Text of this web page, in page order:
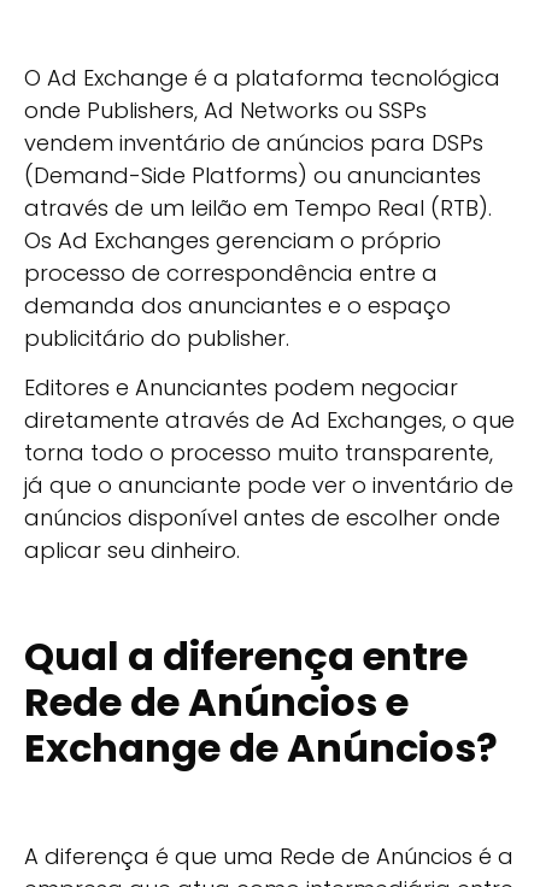
O Ad Exchange é a plataforma tecnológica
onde Publishers, Ad Networks ou SSPs
vendem inventário de anúncios para DSPs
(Demand-Side Platforms) ou anunciantes
através de um leilão em Tempo Real (RTB).
Os Ad Exchanges gerenciam o próprio
processo de correspondência entre a
demanda dos anunciantes e o espaço
publicitário do publisher.
Editores e Anunciantes podem negociar
diretamente através de Ad Exchanges, o que
torna todo o processo muito transparente,
já que o anunciante pode ver o inventário de
anúncios disponível antes de escolher onde
aplicar seu dinheiro.
Qual a diferença entre
Rede de Anúncios e
Exchange de Anúncios?
A diferença é que uma Rede de Anúncios é a